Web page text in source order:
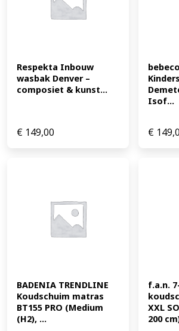
Respekta Inbouw
wasbak Denver –
composiet & kunst...
€ 149,00
Isof...
€
BADENIA TRENDLINE
Koudschuim matras
BT155 PRO (Medium
(H2), ...
f.a.n.
XXL
200